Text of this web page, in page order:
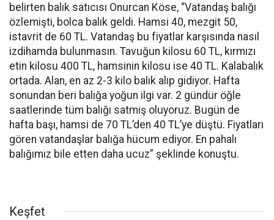
belirten balık satıcısı Onurcan Köse, “Vatandaş balığı
özlemişti, bolca balık geldi. Hamsi 40, mezgit 50,
istavrit de 60 TL. Vatandaş bu fiyatlar karşısında nasıl
izdihamda bulunmasın. Tavuğun kilosu 60 TL, kırmızı
etin kilosu 400 TL, hamsinin kilosu ise 40 TL. Kalabalık
ortada. Alan, en az 2-3 kilo balık alıp gidiyor. Hafta
sonundan beri balığa yoğun ilgi var. 2 gündür öğle
saatlerinde tüm balığı satmış oluyoruz. Bugün de
hafta başı, hamsi de 70 TL’den 40 TL’ye düştü. Fiyatları
gören vatandaşlar balığa hücum ediyor. En pahalı
balığımız bile etten daha ucuz” şeklinde konuştu.
Keşfet